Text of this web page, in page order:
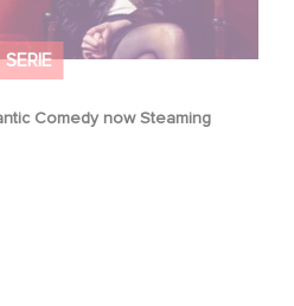
SERIE
Comedy now Steaming